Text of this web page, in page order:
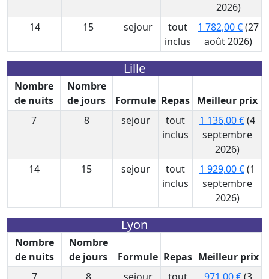
2026)
14
15 sejour
tout
inclus
1 782,00 €(27
août 2026)
Lille
Nombre
de nuits
Nombre
de jours
Formule Repas Meilleur prix
7
8 sejour
tout
inclus
1 136,00 €(4
septembre
2026)
14
15 sejour
tout
inclus
1 929,00 €(1
septembre
2026)
Lyon
Nombre
de nuits
Nombre
de jours
Formule Repas Meilleur prix